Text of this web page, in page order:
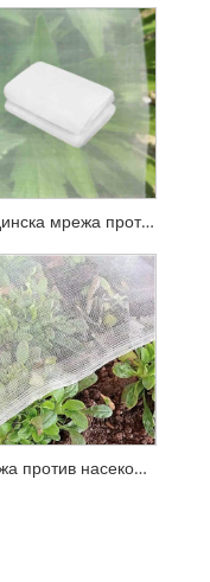
Градинска мрежа против насекоми
Мрежа против насекоми за оранжерия